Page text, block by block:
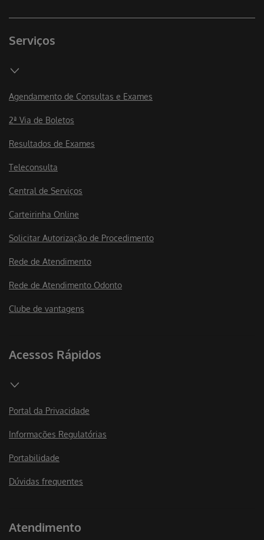
Serviços
Agendamento de Consultas e Exames
2ª Via de Boletos
Resultados de Exames
Teleconsulta
Central de Serviços
Carteirinha Online
Solicitar Autorização de Procedimento
Rede de Atendimento
Rede de Atendimento Odonto
Clube de vantagens
Acessos Rápidos
Portal da Privacidade
Informações Regulatórias
Portabilidade
Dúvidas frequentes
Atendimento